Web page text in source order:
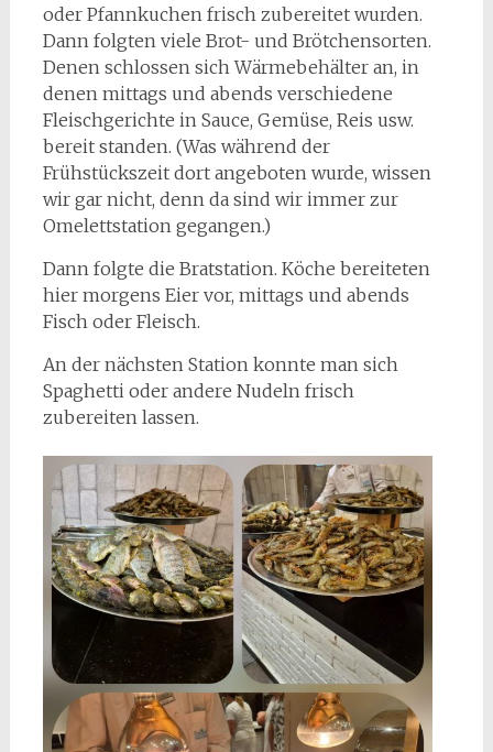
oder Pfannkuchen frisch zubereitet wurden.
Dann folgten viele Brot- und Brötchensorten.
Denen schlossen sich Wärmebehälter an, in
denen mittags und abends verschiedene
Fleischgerichte in Sauce, Gemüse, Reis usw.
bereit standen. (Was während der
Frühstückszeit dort angeboten wurde, wissen
wir gar nicht, denn da sind wir immer zur
Omelettstation gegangen.)
Dann folgte die Bratstation. Köche bereiteten
hier morgens Eier vor, mittags und abends
Fisch oder Fleisch.
An der nächsten Station konnte man sich
Spaghetti oder andere Nudeln frisch
zubereiten lassen.